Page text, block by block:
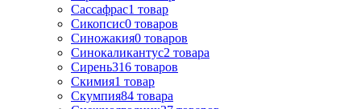
Сассафрас1 товар
Сикопсис0 товаров
Синожакия0 товаров
Синокаликантус2 товара
Сирень316 товаров
Скимия1 товар
Скумпия84 товара